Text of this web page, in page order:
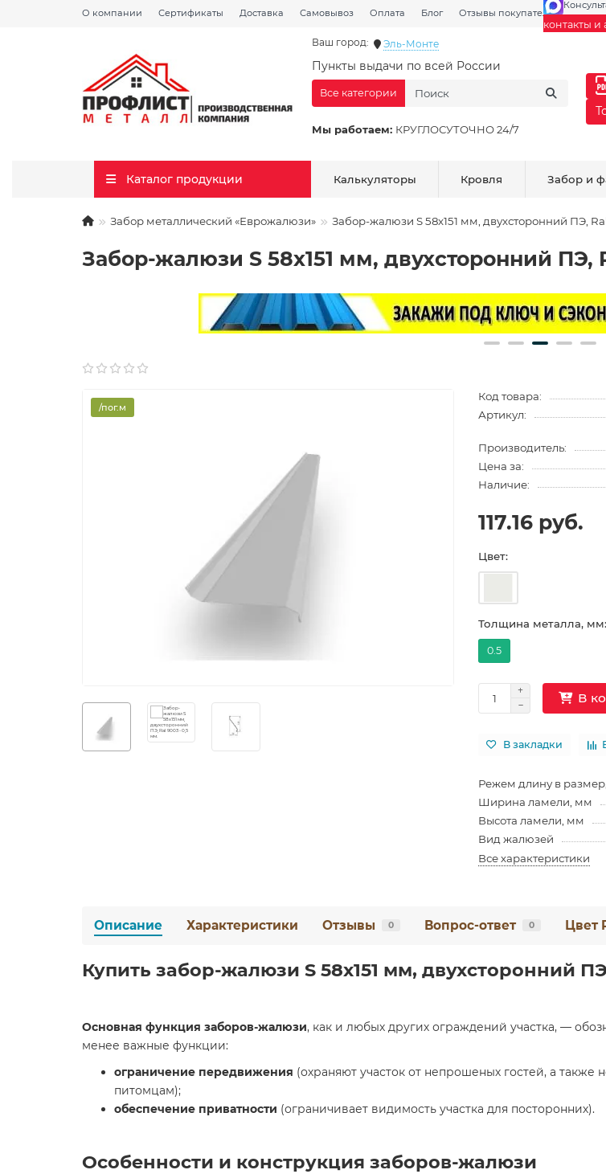
О компании Сертификаты Доставка Самовывоз Оплата Блог Отзывы покупателей
контакты и
Ваш город: Эль-Монте
Пункты выдачи по всей России
Мы работаем: КРУГЛОСУТОЧНО 24/7
Все категории
Каталог продукции Калькуляторы Кровля Забор и
Забор металлический «Еврожалюзи» Забор-жалюзи S 58х151 мм, двухсторонний ПЭ,
Забор-жалюзи S 58х151 мм, двухсторонний ПЭ,
/пог.м
Код товара:
Артикул:
Производитель:
Цена за:
Наличие:
117.16 руб.
Цвет:
Толщина металла, мм:
0.5
В
В закладки
Режем длину в
Ширина ламели, мм
Высота ламели, мм
Вид жалюзей
Все характеристики
Описание Характеристики Отзывы 0 Вопрос-ответ 0 Цвет
Купить забор-жалюзи S 58х151 мм, двухсторонний
Основная функция заборов-жалюзи, как и любых других ограждений участка, —
менее важные функции:
ограничение передвижения (охраняют участок от непрошеных гостей, а
питомцам);
обеспечение приватности (ограничивает видимость участка для посторонних).
Особенности и конструкция заборов-жалюзи